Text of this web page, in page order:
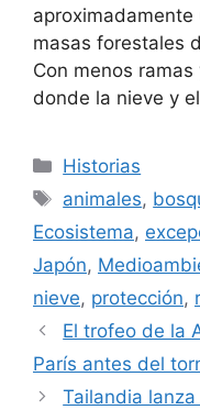
masas forestales
Con menos
donde la nieve y
Categorías
Historias
Etiquetas
animales,
Ecosistema,
Japón,
nieve, protección,
El trofeo de la
París antes del
Tailandia